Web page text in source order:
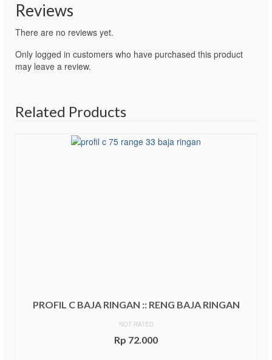
Reviews
There are no reviews yet.
Only logged in customers who have purchased this product
may leave a review.
Related Products
PROFIL C BAJA RINGAN :: RENG BAJA RINGAN
NOT RATED
Rp 72.000